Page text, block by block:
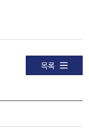
목록